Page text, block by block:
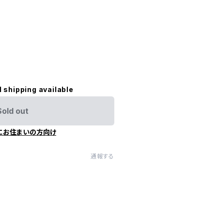
shipping available
out
お住まいの方向け
通報する